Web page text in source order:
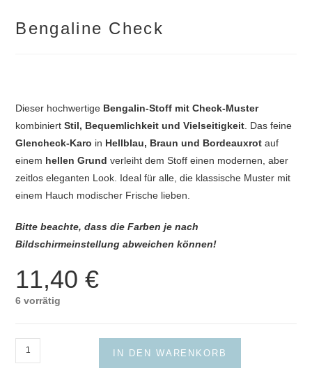
Bengaline Check
Dieser hochwertige Bengalin-Stoff mit Check-Muster
kombiniertStil, Bequemlichkeit und Vielseitigkeit . Das feine
Glencheck-Karo in Hellblau, Braun und Bordeauxrot auf
einem hellen Grund verleiht dem Stoff einen modernen, aber
zeitlos eleganten Look. Ideal für alle, die klassische Muster mit
einem Hauch modischer Frische lieben.
Bitte beachte, dass die Farben je nach
Bildschirmeinstellung abweichen können!
11,40€
6 vorrätig
Bengaline
Check
IN DEN WARENKORB